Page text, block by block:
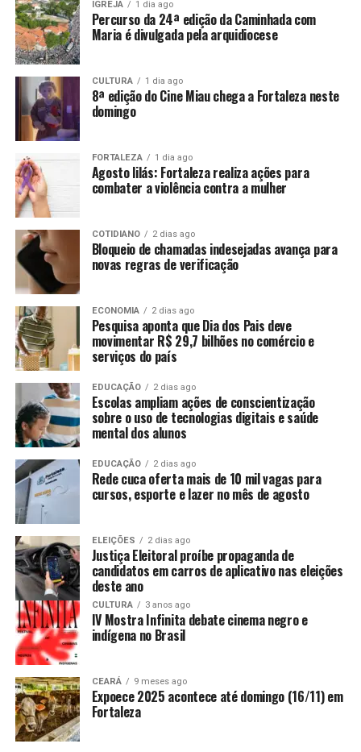
IGREJA 1 dia ago
Percurso da 24ª edição da Caminhada com
Maria é divulgada pela arquidiocese
CULTURA 1 dia ago
8ª edição do Cine Miau chega a Fortaleza neste
domingo
FORTALEZA 1 dia ago
Agosto lilás: Fortaleza realiza ações para
combater a violência contra a mulher
COTIDIANO 2 dias ago
Bloqueio de chamadas indesejadas avança para
novas regras de verificação
ECONOMIA 2 dias ago
Pesquisa aponta que Dia dos Pais deve
movimentar R$ 29,7 bilhões no comércio e
serviços do país
EDUCAÇÃO 2 dias ago
Escolas ampliam ações de conscientização
sobre o uso de tecnologias digitais e saúde
mental dos alunos
EDUCAÇÃO 2 dias ago
Rede cuca oferta mais de 10 mil vagas para
cursos, esporte e lazer no mês de agosto
ELEIÇÕES 2 dias ago
Justiça Eleitoral proíbe propaganda de
candidatos em carros de aplicativo nas eleições
deste ano
CULTURA 3 anos ago
IV Mostra Infinita debate cinema negro e
indígena no Brasil
CEARÁ 9 meses ago
Expoece 2025 acontece até domingo (16/11) em
Fortaleza